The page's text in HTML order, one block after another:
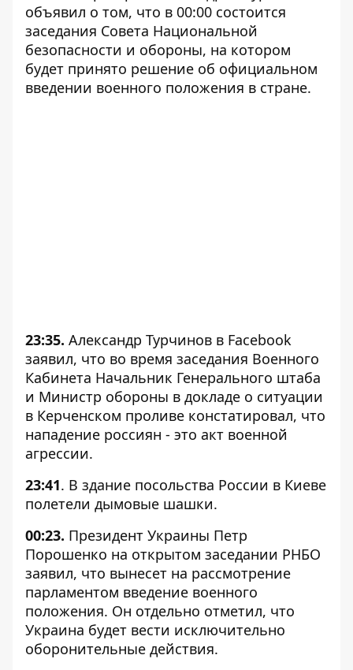
объявил о том, что в 00:00 состоится
заседания Совета Национальной
безопасности и обороны, на котором
будет принято решение об официальном
введении военного положения в стране.
23:35. Александр Турчинов в Facebook
заявил, что во время заседания Военного
Кабинета Начальник Генерального штаба
и Министр обороны в докладе о ситуации
в Керченском проливе констатировал, что
нападение россиян - это акт военной
агрессии.
23:41. В здание посольства России в Киеве
полетели дымовые шашки.
00:23. Президент Украины Петр
Порошенко на открытом заседании РНБО
заявил, что вынесет на рассмотрение
парламентом введение военного
положения. Он отдельно отметил, что
Украина будет вести исключительно
оборонительные действия.